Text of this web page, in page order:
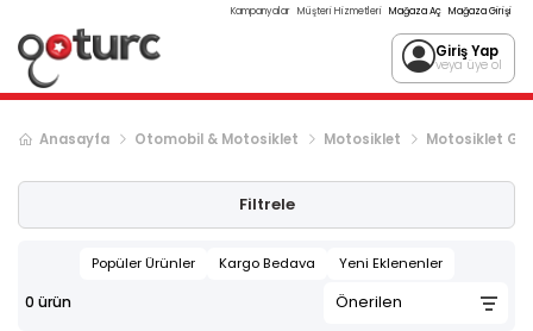
Kampanyalar Müşteri Hizmetleri Mağaza Aç Mağaza Girişi
Giriş Yap
veya üye ol
Anasayfa Otomobil & Motosiklet Motosiklet Motosiklet
Filtrele
Popüler Ürünler Kargo Bedava Yeni Eklenenler
0 ürün